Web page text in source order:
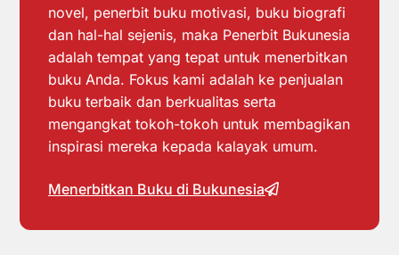
novel, penerbit buku motivasi, buku biografi
dan hal-hal sejenis, maka Penerbit Bukunesia
adalah tempat yang tepat untuk menerbitkan
buku Anda. Fokus kami adalah ke penjualan
buku terbaik dan berkualitas serta
mengangkat tokoh-tokoh untuk membagikan
inspirasi mereka kepada kalayak umum.
Menerbitkan Buku di Bukunesia